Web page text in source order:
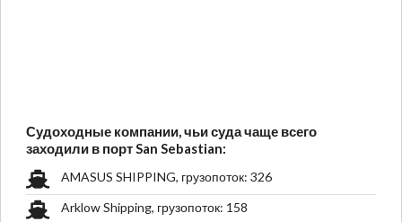
Судоходные компании, чьи суда чаще всего
заходили в порт San Sebastian:
AMASUS SHIPPING, грузопоток: 326
Arklow Shipping, грузопоток: 158